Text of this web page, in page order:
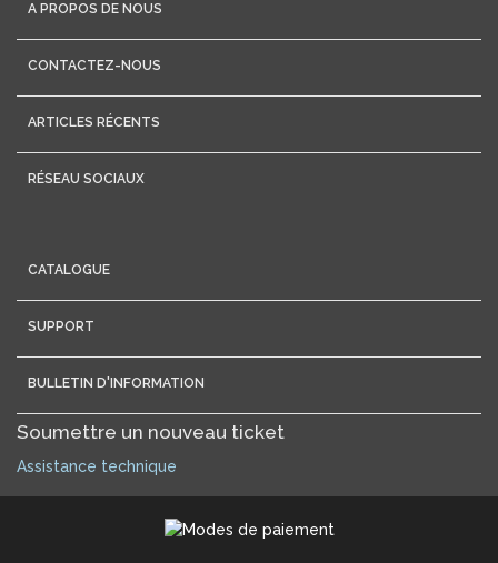
A PROPOS DE NOUS
CONTACTEZ-NOUS
ARTICLES RÉCENTS
RÉSEAU SOCIAUX
CATALOGUE
SUPPORT
BULLETIN D'INFORMATION
Soumettre un nouveau ticket
Assistance technique